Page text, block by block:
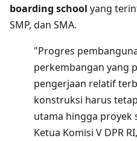
boarding school yang
SMP, dan SMA.
"Progres
perkembangan yang
pengerjaan relatif
konstruksi harus
utama hingga proyek
Ketua Komisi V DPR